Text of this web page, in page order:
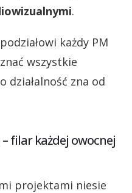
.
każdy PM
wszystkie
zna od
filar każdej owocnej
projektami niesie